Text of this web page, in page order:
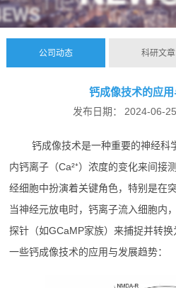
公司动态 科研文章
钙成像技术的应
发布日期： 2024-06-25
钙成像技术是一种重要的神经科
内钙离子（Ca²⁺）浓度的变化来间接
经细胞中扮演着关键角色，特别是在
当神经元放电时，钙离子流入细胞内
探针（如GCaMP家族）来捕捉并转
一些钙成像技术的应用与发展趋势：